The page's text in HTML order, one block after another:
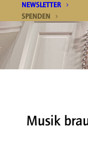
NEWSLETTER
SPENDEN
Musik